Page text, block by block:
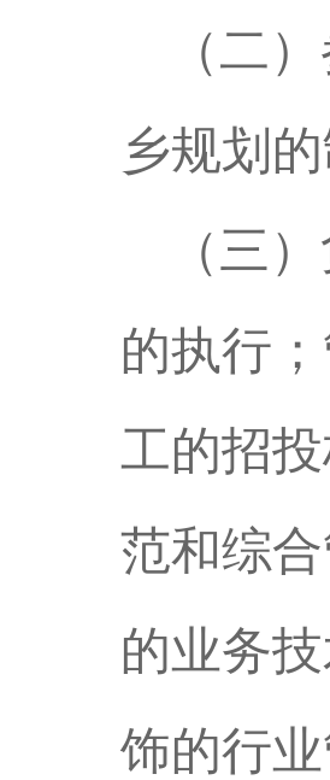
（二
乡规划
（三
的执行
工的招
范和综
的业务
饰的行